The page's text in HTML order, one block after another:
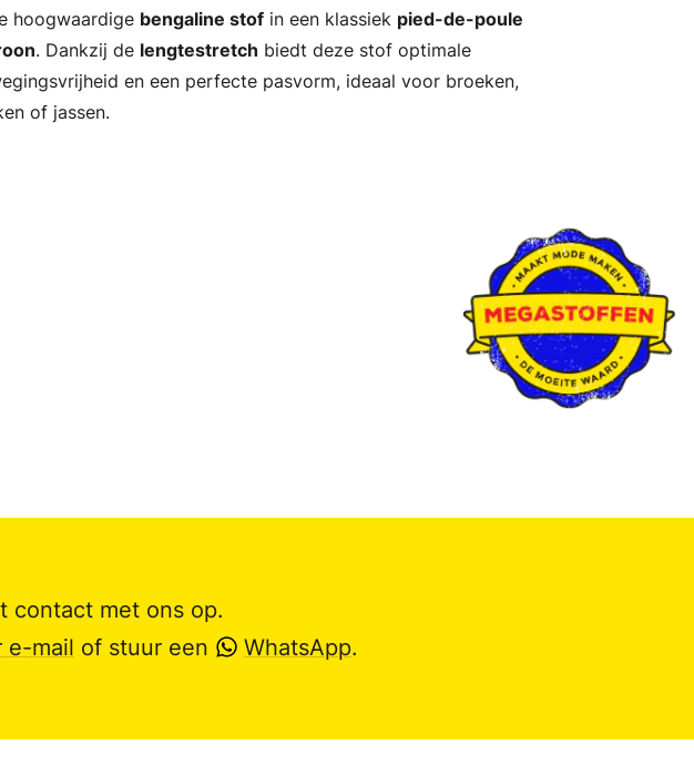
hoogwaardige bengaline stof in een klassiek pied-de-poule
. Dankzij de lengtestretch biedt deze stof optimale
en een perfecte pasvorm, ideaal voor broeken,
of jassen.
contact met ons op.
e-mail of stuur een WhatsApp.